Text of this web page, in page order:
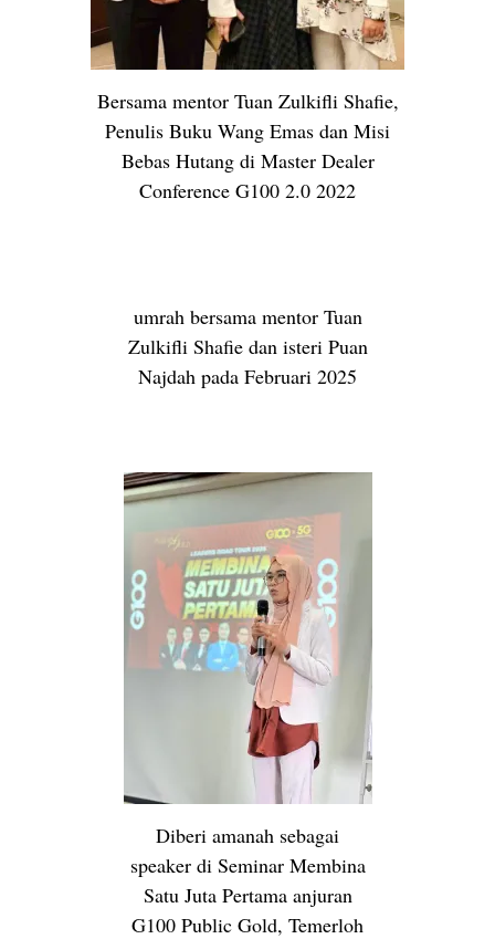
Bersama mentor Tuan Zulkifli Shafie,
Penulis Buku Wang Emas dan Misi
Bebas Hutang di Master Dealer
Conference G100 2.0 2022
umrah bersama mentor Tuan
Zulkifli Shafie dan isteri Puan
Najdah pada Februari 2025
Diberi amanah sebagai
speaker di Seminar Membina
Satu Juta Pertama anjuran
G100 Public Gold, Temerloh